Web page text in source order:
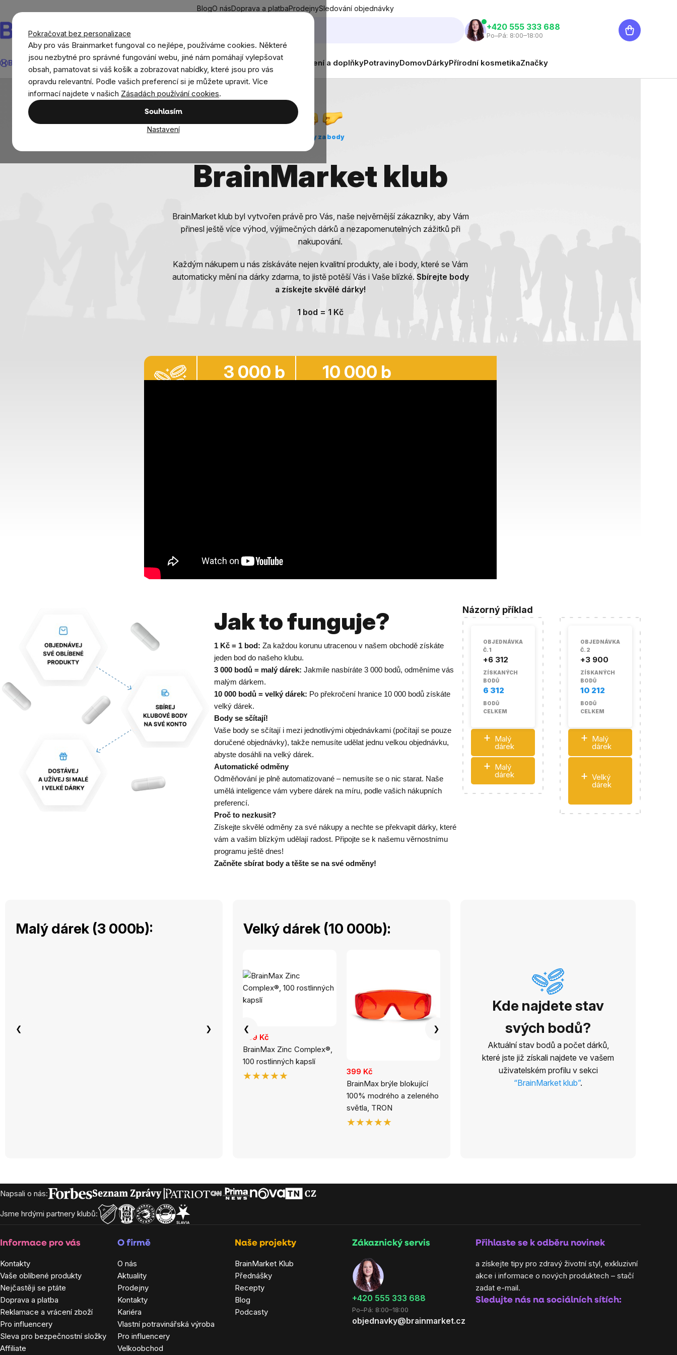
Pokračovat bez personalizace
Aby pro vás Brainmarket fungoval co nejlépe, používáme cookies. Některé
jsou nezbytné pro správné fungování webu, jiné nám pomáhají vylepšovat
obsah, pamatovat si váš košík a zobrazovat nabídky, které jsou pro vás
opravdu relevantní. Podle vašich preferencí si je můžete upravit. Více
informací najdete v našich Zásadách používání cookies.
Souhlasím
Nastavení
obsah
BlogO násDoprava a platbaProdejnySledování objednávky
Hledat
‭+420 555 333 688
Po–Pá: 8:00–18:00
Nákupní
košík
BrainMax® Léto Ušetři CíleDoplňky stravy a výživaNovinkyMužiŽenyDěti Oblečení a doplňkyPotravinyDomovDárkyPřírodní kosmetikaZnačky
Dárky za body
BrainMarket klub
BrainMarket klub byl vytvořen právě pro Vás, naše nejvěrnější zákazníky, aby Vám
přinesl ještě více výhod, výjimečných dárků a nezapomenutelných zážitků při
nakupování.
Každým nákupem u nás získáváte nejen kvalitní produkty, ale i body, které se Vám
automaticky mění na dárky zdarma, to jistě potěší Vás i Vaše blízké. Sbírejte body
a získejte skvělé dárky!
1 bod = 1 Kč
3 000 b 10 000 b
Jak to funguje?
1 Kč = 1 bod: Za každou korunu utracenou v našem obchodě získáte
jeden bod do našeho klubu.
3 000 bodů = malý dárek: Jakmile nasbíráte 3 000 bodů, odměníme vás
malým dárkem.
10 000 bodů = velký dárek: Po překročení hranice 10 000 bodů získáte
velký dárek.
Body se sčítají!
Vaše body se sčítají i mezi jednotlivými objednávkami (počítají se pouze
doručené objednávky), takže nemusíte udělat jednu velkou objednávku,
abyste dosáhli na velký dárek.
Automatické odměny
Odměňování je plně automatizované – nemusíte se o nic starat. Naše
umělá inteligence vám vybere dárek na míru, podle vašich nákupních
preferencí.
Proč to nezkusit?
Získejte skvělé odměny za své nákupy a nechte se překvapit dárky, které
vám a vašim blízkým udělají radost. Připojte se k našemu věrnostnímu
programu ještě dnes!
Začněte sbírat body a těšte se na své odměny!
Názorný příklad
OBJEDNÁVKA
Č. 1
+6 312
ZÍSKANÝCH
BODŮ
6 312
BODŮ
CELKEM
+ Malý
dárek
+ Malý
dárek
OBJEDNÁVKA
Č. 2
+3 900
ZÍSKANÝCH
BODŮ
10 212
BODŮ
CELKEM
+ Malý
dárek
+ Velký
dárek
Malý dárek (3 000b):
❮ ❯
Velký dárek (10 000b):
389 Kč
BrainMax Zinc Complex®,
100 rostlinných kapslí
★★★★★
399 Kč
BrainMax brýle blokující
100% modrého a zeleného
světla, TRON
★★★★★
BrainMax Ajurvédské brýle
499 Kč
BrainMax Fisetin 100 mg,
❮ ❯
Kde najdete stav
svých bodů?
Aktuální stav bodů a počet dárků,
které jste již získali najdete ve vašem
uživatelském profilu v sekci
“BrainMarket klub”.
Zápatí
Napsali o nás:
Jsme hrdými partnery klubů:
Informace pro vás
Kontakty
Vaše oblíbené produkty
Nejčastěji se ptáte
Doprava a platba
Reklamace a vrácení zboží
Pro influencery
Sleva pro bezpečnostní složky
Affiliate
O firmě
O nás
Aktuality
Prodejny
Kontakty
Kariéra
Vlastní potravinářská výroba
Pro influencery
Velkoobchod
Naše projekty
BrainMarket Klub
Přednášky
Recepty
Blog
Podcasty
Zákaznický servis
‭+420 555 333 688
Po–Pá: 8:00–18:00
objednavky@brainmarket.cz
Přihlaste se k odběru novinek
a získejte tipy pro zdravý životní styl, exkluzivní
akce i informace o nových produktech – stačí
zadat e-mail.
Sledujte nás na sociálních sítích: